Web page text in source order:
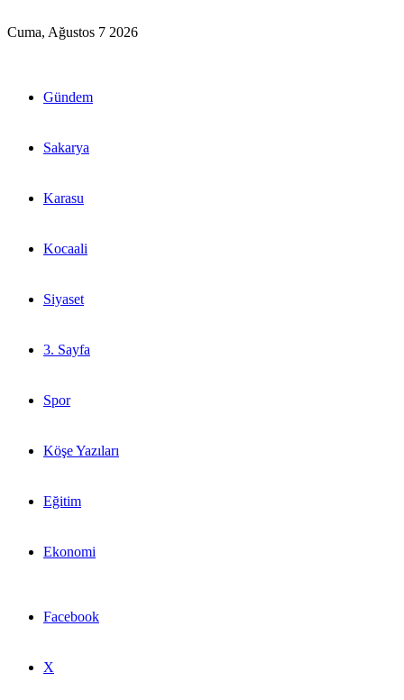
Cuma, Ağustos 7 2026
Gündem
Sakarya
Karasu
Kocaali
Siyaset
3. Sayfa
Spor
Köşe Yazıları
Eğitim
Ekonomi
Facebook
X